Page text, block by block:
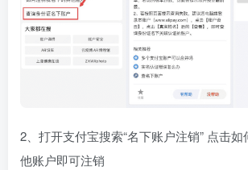
2、打开支付宝搜索“名下账户注销” 点击
他账户即可注销